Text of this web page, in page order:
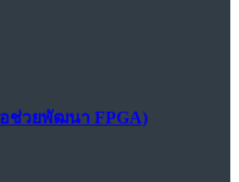
ช่วยพัฒนา FPGA)